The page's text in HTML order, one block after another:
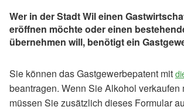
​Wer in der Stadt Wil einen
eröffnen möchte oder einen
übernehmen will, benötigt ein
Sie können das Gastgewerbepatent mit
beantragen. Wenn Sie Alkohol verkaufen
müssen Sie zusätzlich dieses Formular